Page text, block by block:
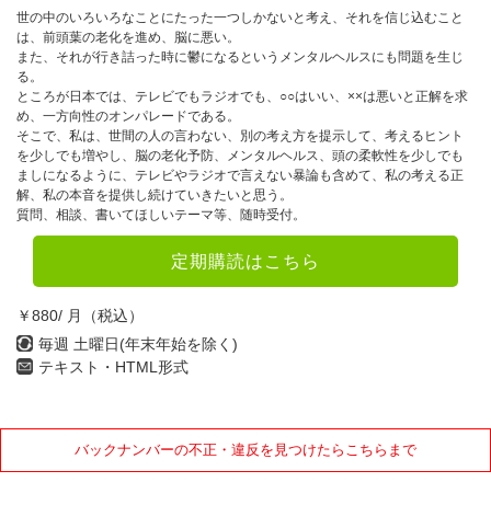
世の中のいろいろなことにたった一つしかないと考え、それを信じ込むこと
は、前頭葉の老化を進め、脳に悪い。
また、それが行き詰った時に鬱になるというメンタルヘルスにも問題を生じ
る。
ところが日本では、テレビでもラジオでも、○○はいい、××は悪いと正解を求
め、一方向性のオンパレードである。
そこで、私は、世間の人の言わない、別の考え方を提示して、考えるヒント
を少しでも増やし、脳の老化予防、メンタルヘルス、頭の柔軟性を少しでも
ましになるように、テレビやラジオで言えない暴論も含めて、私の考える正
解、私の本音を提供し続けていきたいと思う。
質問、相談、書いてほしいテーマ等、随時受付。
定期購読はこちら
￥880/ 月（税込）
毎週 土曜日(年末年始を除く)
テキスト・HTML形式
バックナンバーの不正・違反を見つけたらこちらまで